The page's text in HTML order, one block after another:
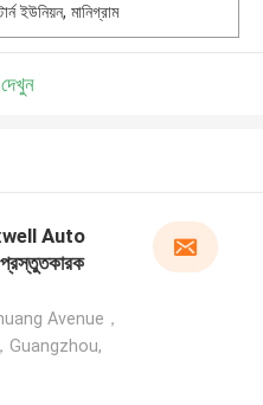
ইউনিয়ন, মানিগ্রাম
Auto
Avenue，
Guangzhou,